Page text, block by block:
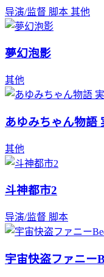
导演/监督 脚本 其他
夢幻泡影
其他
あゆみちゃん物語
其他
斗神都市2
导演/监督 脚本
宇宙快盗ファニー